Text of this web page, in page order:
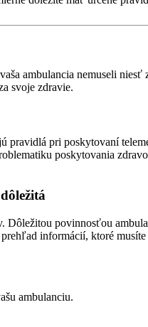
ambulancia nemuseli
svoje zdravie.
pri poskytovaní
poskytovania
povinnosťou
informácií, ktoré
ambulanciu.